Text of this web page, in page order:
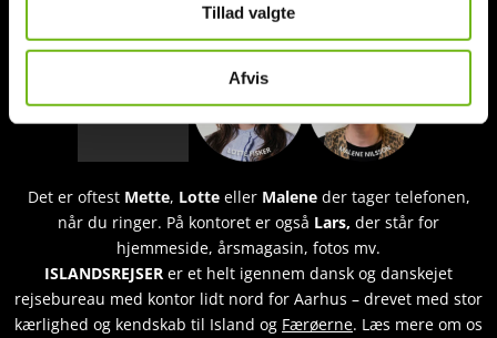
Tillad valgte
Afvis
Kontakt os hvis du har spørgsmål
Det er oftest Mette, Lotteeller Maleneder tager telefonen,
når du ringer. På kontoret er også Lars, der står for
hjemmeside, årsmagasin, fotos mv.
ISLANDSREJSER er et helt igennem dansk og danskejet
rejsebureau med kontor lidt nord for Aarhus – drevet med stor
kærlighed og kendskab til Island og Færøerne. Læs mere om os